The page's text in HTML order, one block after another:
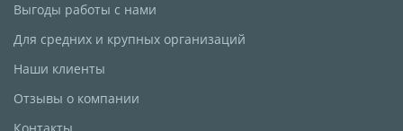
Выгоды работы с нами
Для средних и крупных организаций
Наши клиенты
Отзывы о компании